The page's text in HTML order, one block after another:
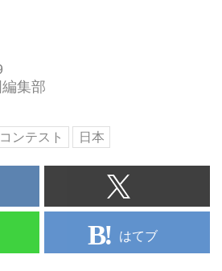
集部
コンテスト 日本
はてブ